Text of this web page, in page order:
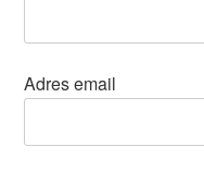
Adres email